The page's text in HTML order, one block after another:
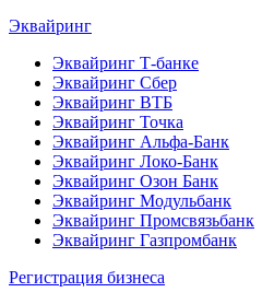
Эквайринг
Эквайринг Т-банке
Эквайринг Сбер
Эквайринг ВТБ
Эквайринг Точка
Эквайринг Альфа-Банк
Эквайринг Локо-Банк
Эквайринг Озон Банк
Эквайринг Модульбанк
Эквайринг Промсвязьбанк
Эквайринг Газпромбанк
Регистрация бизнеса